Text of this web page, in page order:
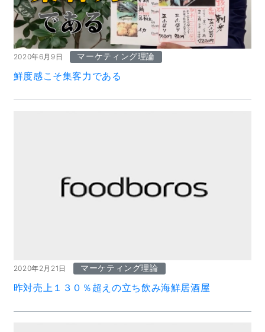
2020年6月9日 マーケティング理論
鮮度感こそ集客力である
2020年2月21日 マーケティング理論
昨対売上１３０％超えの立ち飲み海鮮居酒屋